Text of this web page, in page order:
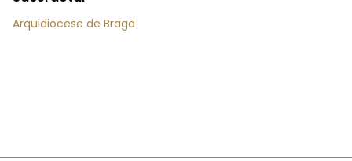
Arquidiocese de Braga